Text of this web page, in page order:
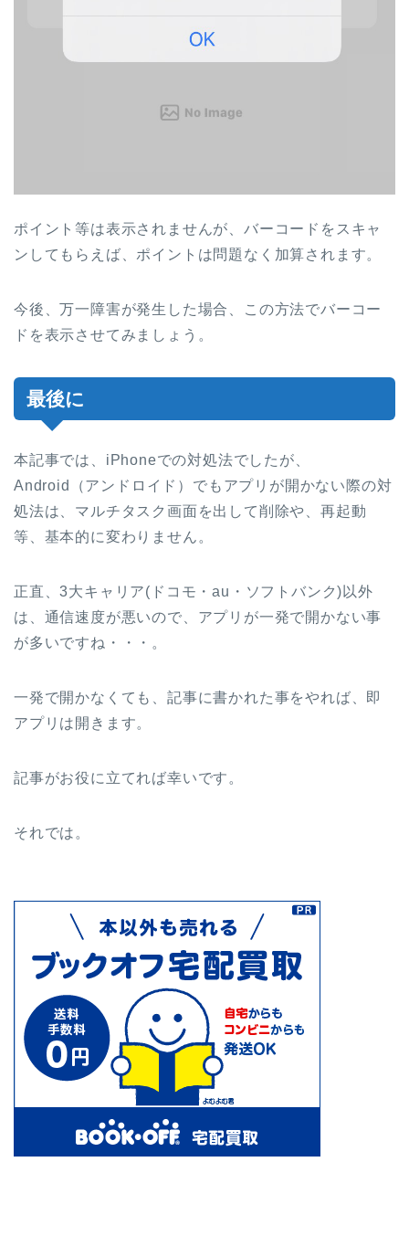
ポイント等は表示されませんが、バーコードをスキャ
ンしてもらえば、ポイントは問題なく加算されます。
今後、万一障害が発生した場合、この方法でバーコー
ドを表示させてみましょう。
最後に
本記事では、iPhoneでの対処法でしたが、
Android（アンドロイド）でもアプリが開かない際の対
処法は、マルチタスク画面を出して削除や、再起動
等、基本的に変わりません。
正直、3大キャリア(ドコモ・au・ソフトバンク)以外
は、通信速度が悪いので、アプリが一発で開かない事
が多いですね・・・。
一発で開かなくても、記事に書かれた事をやれば、即
アプリは開きます。
記事がお役に立てれば幸いです。
それでは。